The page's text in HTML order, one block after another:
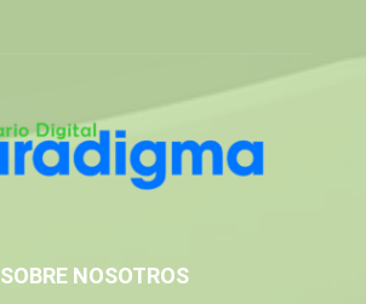
SOBRE NOSOTROS